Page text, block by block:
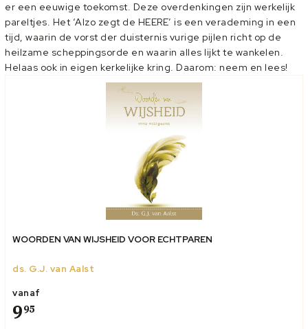
er een eeuwige toekomst. Deze overdenkingen zijn werkelijk
pareltjes. Het ‘Alzo zegt de HEERE’ is een verademing in een
tijd, waarin de vorst der duisternis vurige pijlen richt op de
heilzame scheppingsorde en waarin alles lijkt te wankelen.
Helaas ook in eigen kerkelijke kring. Daarom: neem en lees!
WOORDEN VAN WIJSHEID VOOR ECHTPAREN
ds. G.J. van Aalst
vanaf
995